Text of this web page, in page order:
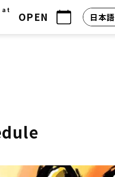
at
OPEN 日本語